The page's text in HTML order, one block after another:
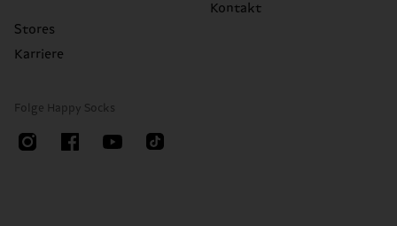
Stores
Karriere
Kontakt
Folge Happy Socks